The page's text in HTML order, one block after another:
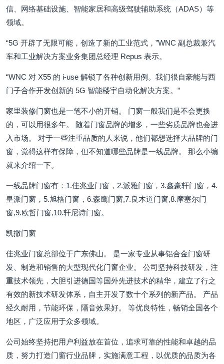
信、网络基础设施、智能家居和高级驾驶辅助系统（ADAS）等
领域。
“5G 开辟了无限可能，创造了新的工业范式，”WNC 副总裁兼汽
车和工业解决方案业务集团总经理 Repus 表示。
“WNC 对 X55 的 i-use 解锁了各种创新用例。我们很自豪能与西
门子合作开发创新的 5G 智能楼宇自动化解决方案。”
家里装修门窗也是一笔不小的开销。 门窗一般我们是不会更换
的，可以用很多年。 随着门窗品牌的增多，一些劣质品牌也会进
入市场。 对于一些注重品质的人来说，他们都想选择大品牌的门
窗，觉得这样有保障，但不知道哪些品牌是一线品牌。 那么小编
就来介绍一下。
一线品牌门窗有：1.佳兆业门窗，2.派雅门窗，3.鑫豪轩门窗，4.
皇派门窗，5.旭格门窗，6.森鹰门窗,7.良木道门窗,8.摩塞尔门
窗,9.欧哲门窗,10.轩尼诗门窗。
凯撒门窗
佳兆业门窗总部位于广东佛山。 是一家专业从事铝合金门窗研
发、制造和销售的大型现代化门窗企业。 公司坚持科技研发，注
重技术领先，大胆引进德国等国外先进技术的精华，建立了行之
有效的新技术研发体系，自主开发了数十个系列的新产品。 产品
经久耐用，节能环保，隔音效果好。 等优良特性，畅销全国各个
地区，广泛应用于众多领域。
公司始终坚持把用户利益放在首位，追求可靠的性能和卓越的品
质，努力打造门窗行业品牌，实施满意工程，以优质的品质为各